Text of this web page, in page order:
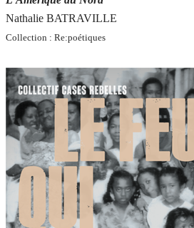
Nathalie BATRAVILLE
Collection : Re:poétiques